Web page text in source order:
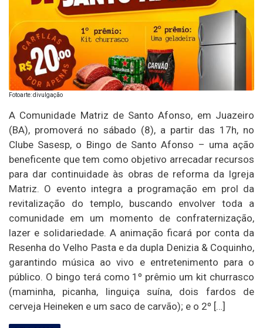
Fotoarte: divulgação
A Comunidade Matriz de Santo Afonso, em Juazeiro
(BA), promoverá no sábado (8), a partir das 17h, no
Clube Sasesp, o Bingo de Santo Afonso – uma ação
beneficente que tem como objetivo arrecadar recursos
para dar continuidade às obras de reforma da Igreja
Matriz. O evento integra a programação em prol da
revitalização do templo, buscando envolver toda a
comunidade em um momento de confraternização,
lazer e solidariedade. A animação ficará por conta da
Resenha do Velho Pasta e da dupla Denizia & Coquinho,
garantindo música ao vivo e entretenimento para o
público. O bingo terá como 1º prêmio um kit churrasco
(maminha, picanha, linguiça suína, dois fardos de
cerveja Heineken e um saco de carvão); e o 2º […]